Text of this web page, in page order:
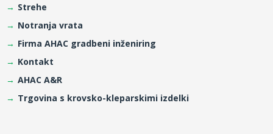
Strehe
Notranja vrata
Firma AHAC gradbeni inženiring
Kontakt
AHAC A&R
Trgovina s krovsko-kleparskimi izdelki